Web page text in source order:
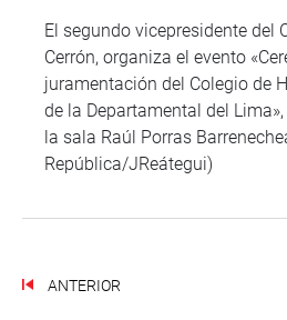
El segundo vicepresidente del
Cerrón, organiza el evento
juramentación del Colegio de
de la Departamental del
la sala Raúl Porras
República/JReátegui)
ANTERIOR